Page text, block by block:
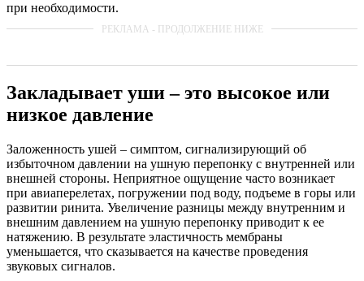
при необходимости.
Закладывает уши – это высокое или
низкое давление
Заложенность ушей – симптом, сигнализирующий об
избыточном давлении на ушную перепонку с внутренней или
внешней стороны. Неприятное ощущение часто возникает
при авиаперелетах, погружении под воду, подъеме в горы или
развитии ринита. Увеличение разницы между внутренним и
внешним давлением на ушную перепонку приводит к ее
натяжению. В результате эластичность мембраны
уменьшается, что сказывается на качестве проведения
звуковых сигналов.